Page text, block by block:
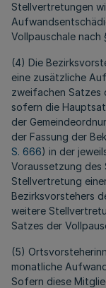
Stellvertretungen
Vollpauschale nach
(4) Die
eine zusätzliche
zweifachen Satzes
sofern die
der
der Fassung der
S. 666) in der
Voraussetzung
Stellvertretung
Bezirksvorstehers
weitere
Satzes der
(5)
monatliche
Sofern diese